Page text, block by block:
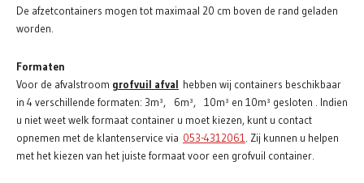
De afzetcontainers mogen tot maximaal 20 cm boven de rand geladen
worden.
Formaten
Voor de afvalstroom grofvuil afval hebben wij containers beschikbaar
in 4 verschillende formaten: 3m³, 6m³, 10m³ en 10m³ gesloten . Indien
u niet weet welk formaat container u moet kiezen, kunt u contact
opnemen met de klantenservice via 053-4312061
. Zij kunnen u helpen
met het kiezen van het juiste formaat voor een grofvuil container.